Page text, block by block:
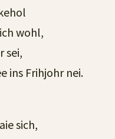
wohl,
sei,
ins Frihjohr nei.
sich,